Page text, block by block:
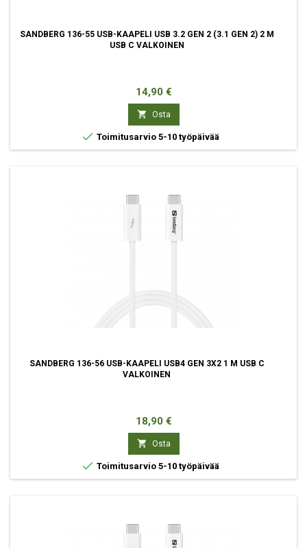
SANDBERG 136-55 USB-KAAPELI USB 3.2 GEN 2 (3.1 GEN 2) 2 M
USB C VALKOINEN
Hinta
14,90 €
 Osta
 Toimitusarvio 5-10 työpäivää
SANDBERG 136-56 USB-KAAPELI USB4 GEN 3X2 1 M USB C
VALKOINEN
Hinta
18,90 €
 Osta
 Toimitusarvio 5-10 työpäivää